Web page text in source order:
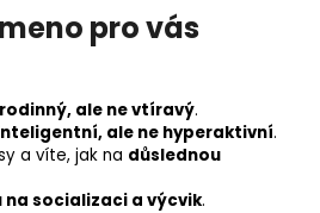
pro vás
rodinný, ale ne vtíravý.
ale ne hyperaktivní.
a víte, jak na důslednou
socializaci a výcvik.